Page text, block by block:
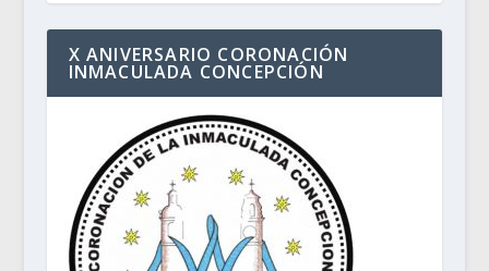
X ANIVERSARIO CORONACIÓN
INMACULADA CONCEPCIÓN